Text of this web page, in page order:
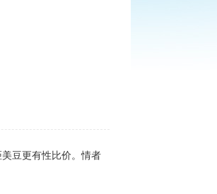
豆更有性比价。情者